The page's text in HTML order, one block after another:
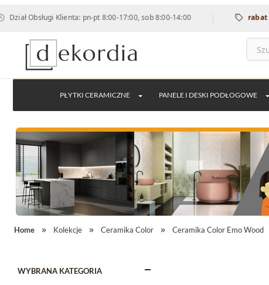
Klienta: pn-pt 8:00-17:00, sob 8:00-14:00 | rabat 12%
PŁYTKI CERAMICZNE PANELE I DESKI PODŁOGOWE
Home Kolekcje Ceramika Color Ceramika Color Emo Wood
WYBRANA KATEGORIA